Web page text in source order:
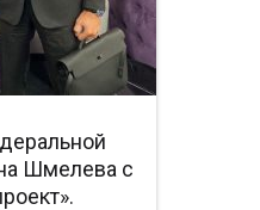
Шмелева с